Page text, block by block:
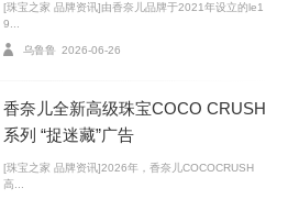
[珠宝之家 品牌资讯]由香奈儿品牌于2021年设立的le1
9...
乌鲁鲁 2026-06-26
香奈儿全新高级珠宝COCO CRUSH
系列 “捉迷藏”广告
[珠宝之家 品牌资讯]2026年，香奈儿COCOCRUSH
高...